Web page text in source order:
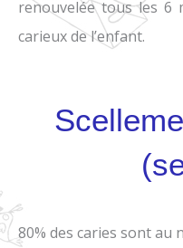
renouvelée tous les 6
carieux de l’enfant.
80% des caries sont au